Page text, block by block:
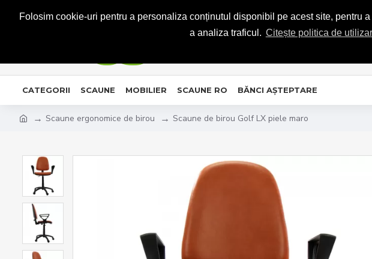
Folosim cookie-uri pentru a personaliza conținutul disponibil pe acest site, pentru
a analiza traficul. Citește politica de
CATEGORII SCAUNE MOBILIER SCAUNE RO BĂNCI AȘTEPTARE
Scaune ergonomice de birou Scaune de birou Golf LX piele maro